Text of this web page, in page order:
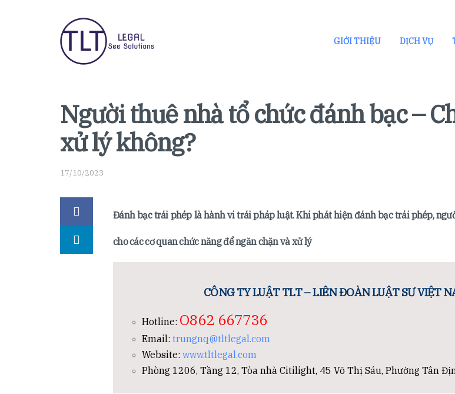
GIỚI THIỆU DỊCH VỤ
Người thuê nhà tổ chức đánh bạc –
xử lý không?
17/10/2023
Đánh bạc trái phép là hành vi trái pháp luật. Khi phát hiện đánh bạc trái phép,
cho các cơ quan chức năng để ngăn chặn và xử lý
CÔNG TY LUẬT TLT – LIÊN ĐOÀN LUẬT SƯ VIỆT
Hotline: O862 667736
Email: trungnq@tltlegal.com
Website:www.tltlegal.com
Phòng 1206, Tầng 12, Tòa nhà Citilight, 45 Võ Thị Sáu, Phường Tân